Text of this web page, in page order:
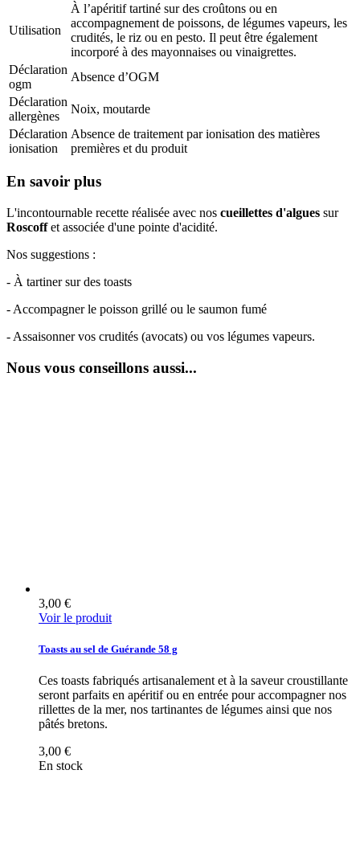
Utilisation
À l’apéritif tartiné sur des croûtons ou en
accompagnement de poissons, de légumes vapeurs, les
crudités, le riz ou en pesto. Il peut être également
incorporé à des mayonnaises ou vinaigrettes.
Déclaration
ogm
Absence d’OGM
Déclaration
allergènes
Noix, moutarde
Déclaration
ionisation
Absence de traitement par ionisation des matières
premières et du produit
En savoir plus
L'incontournable recette réalisée avec nos cueillettes d'algues sur
Roscoffet associée d'une pointe d'acidité.
Nos suggestions :
- À tartiner sur des toasts
- Accompagner le poisson grillé ou le saumon fumé
- Assaisonner vos crudités (avocats) ou vos légumes vapeurs.
Nous vous conseillons aussi...
3,00 €
Voir le produit
Toasts au sel de Guérande 58 g
Ces toasts fabriqués artisanalement et à la saveur croustillante
seront parfaits en apéritif ou en entrée pour accompagner nos
rillettes de la mer, nos tartinantes de légumes ainsi que nos
pâtés bretons.
3,00 €
En stock